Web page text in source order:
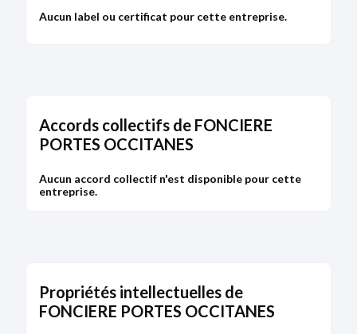
Aucun label ou certificat pour cette entreprise.
Accords collectifs de FONCIERE
PORTES OCCITANES
Aucun accord collectif n'est disponible pour cette
entreprise.
Propriétés intellectuelles de
FONCIERE PORTES OCCITANES